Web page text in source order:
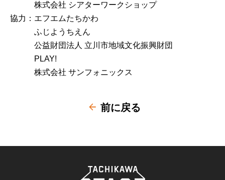
株式会社 シアターワークショップ
協力：エフエムたちかわ
ふじようちえん
公益財団法人 立川市地域文化振興財団
PLAY!
株式会社 サンフォニックス
前に戻る